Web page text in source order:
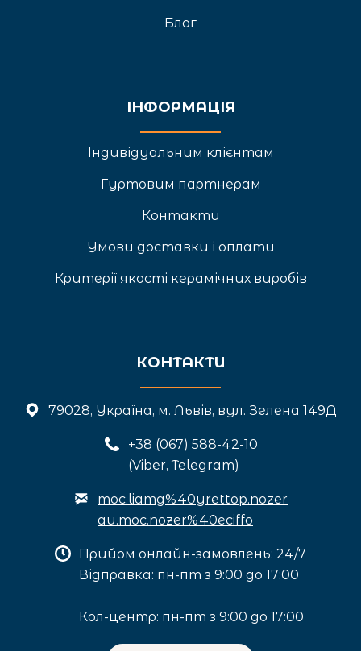
Блог
ІНФОРМАЦІЯ
Індивідуальним клієнтам
Гуртовим партнерам
Контакти
Умови доставки і оплати
Критерії якості керамічних виробів
КОНТАКТИ
79028, Україна, м. Львів, вул. Зелена 149Д
+38 (067) 588-42-10
(Viber, Telegram)
moc.liamg%40yrettop.nozer
au.moc.nozer%40eciffo
Прийом онлайн-замовлень: 24/7
Відправка: пн-пт з 9:00 до 17:00
Кол-центр: пн-пт з 9:00 до 17:00